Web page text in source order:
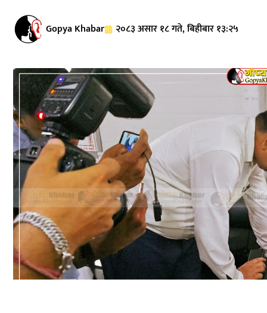
Gopya Khabar २०८३ असार १८ गते, बिहीबार १३:२५